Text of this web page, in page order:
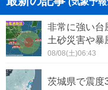
非常に強い
土砂災害や暴
08/08(土)06:43
茨城県で震